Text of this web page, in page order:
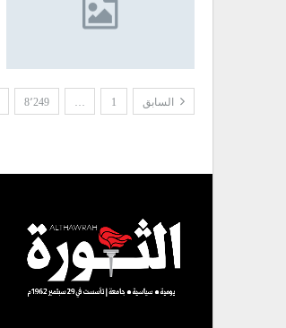
السابق 1
… 8٬249